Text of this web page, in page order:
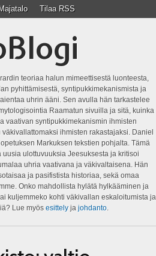
Tilaa RSS
teoriaa halun mimeettisestä luonteesta,
pyhittämisestä, syntipukkimekanismista ja
uhrin ääni. Sen avulla hän tarkastelee
Raamatun sivuilla ja sitä, kuinka
vaativan syntipukkimekanismin ihmisten
ihmisten rakastajaksi. Daniel
Markuksen tekstien pohjalta. Tämä
ulottuvuuksia Jeesuksesta ja kritisoi
uhria vaativana ja väkivaltaisena. Hän
ja pasifistista historiaa, sekä omaa
Onko mahdollista hylätä hylkääminen ja
kuljemmeko kohti väkivallan eskaloitumista ja
Lue myös esittelyja johdanto.